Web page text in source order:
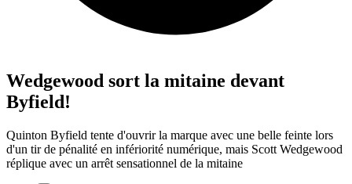
Wedgewood sort la mitaine devant
Byfield!
Quinton Byfield tente d'ouvrir la marque avec une belle feinte lors
d'un tir de pénalité en infériorité numérique, mais Scott Wedgewood
réplique avec un arrêt sensationnel de la mitaine